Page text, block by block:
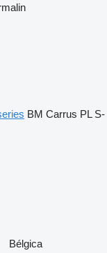
BM Carrus PL S-
Bélgica